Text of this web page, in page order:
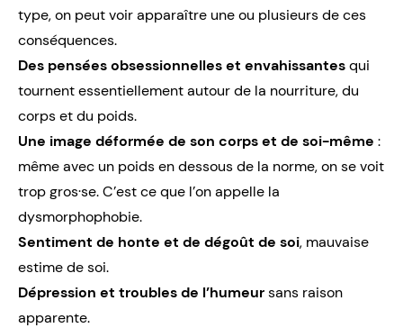
type, on peut voir apparaître une ou plusieurs de ces
conséquences.
Des pensées obsessionnelles et envahissantesqui
tournent essentiellement autour de la nourriture, du
corps et du poids.
Une image déformée de son corps et de soi-même :
même avec un poids en dessous de la norme, on se voit
trop gros·se. C’est ce que l’on appelle la
dysmorphophobie.
Sentiment de honte et de dégoût de soi, mauvaise
estime de soi.
Dépression et troubles de l’humeursans raison
apparente.